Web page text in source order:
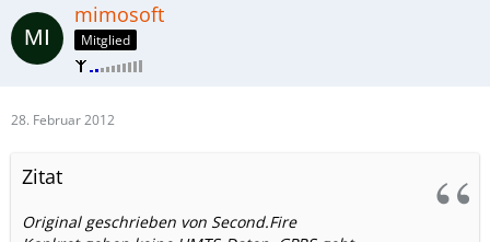
mimosoft
Mitglied
28. Februar 2012
Zitat
Original geschrieben von Second.Fire